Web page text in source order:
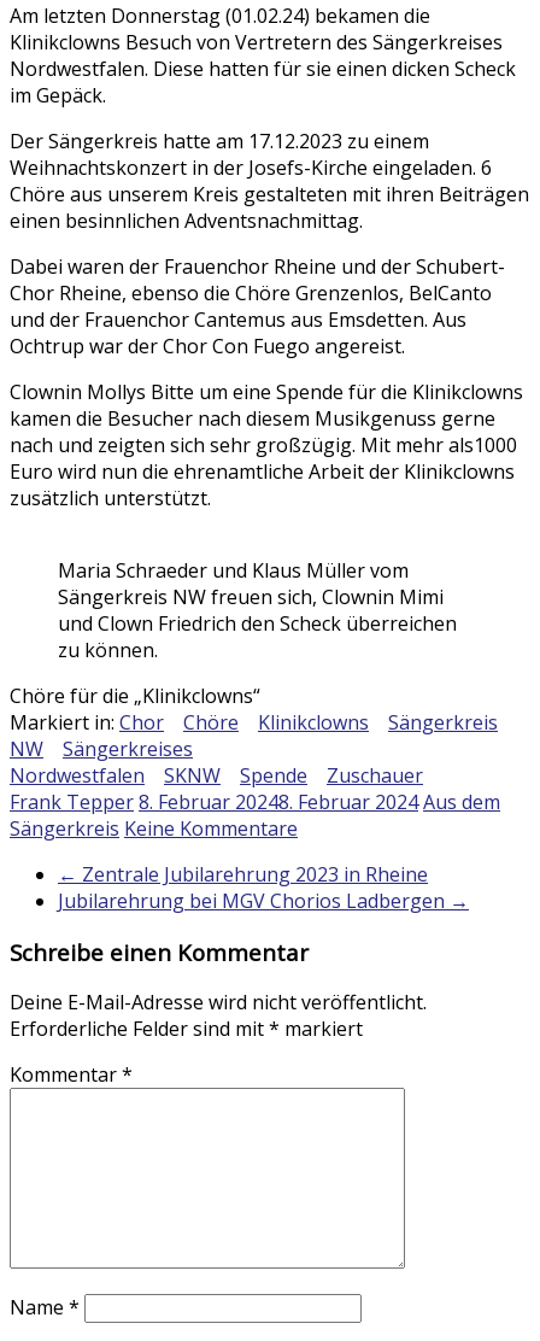
Am letzten Donnerstag (01.02.24) bekamen die
Klinikclowns Besuch von Vertretern des Sängerkreises
Nordwestfalen. Diese hatten für sie einen dicken Scheck
im Gepäck.
Der Sängerkreis hatte am 17.12.2023 zu einem
Weihnachtskonzert in der Josefs-Kirche eingeladen. 6
Chöre aus unserem Kreis gestalteten mit ihren Beiträgen
einen besinnlichen Adventsnachmittag.
Dabei waren der Frauenchor Rheine und der Schubert-
Chor Rheine, ebenso die Chöre Grenzenlos, BelCanto
und der Frauenchor Cantemus aus Emsdetten. Aus
Ochtrup war der Chor Con Fuego angereist.
Clownin Mollys Bitte um eine Spende für die Klinikclowns
kamen die Besucher nach diesem Musikgenuss gerne
nach und zeigten sich sehr großzügig. Mit mehr als1000
Euro wird nun die ehrenamtliche Arbeit der Klinikclowns
zusätzlich unterstützt.
Maria Schraeder und Klaus Müller vom
Sängerkreis NW freuen sich, Clownin Mimi
und Clown Friedrich den Scheck überreichen
zu können.
Chöre für die „Klinikclowns“
Markiert in: Chor Chöre Klinikclowns
Sängerkreis
NW
Sängerkreises
Nordwestfalen
SKNW Spende
Zuschauer
Frank Tepper8. Februar 20248. Februar 2024Aus dem
Sängerkreis Keine Kommentare
← Zentrale Jubilarehrung 2023 in Rheine
Jubilarehrung bei MGV Chorios Ladbergen →
Schreibe einen Kommentar
Deine E-Mail-Adresse wird nicht veröffentlicht.
Erforderliche Felder sind mit* markiert
Kommentar*
Name *